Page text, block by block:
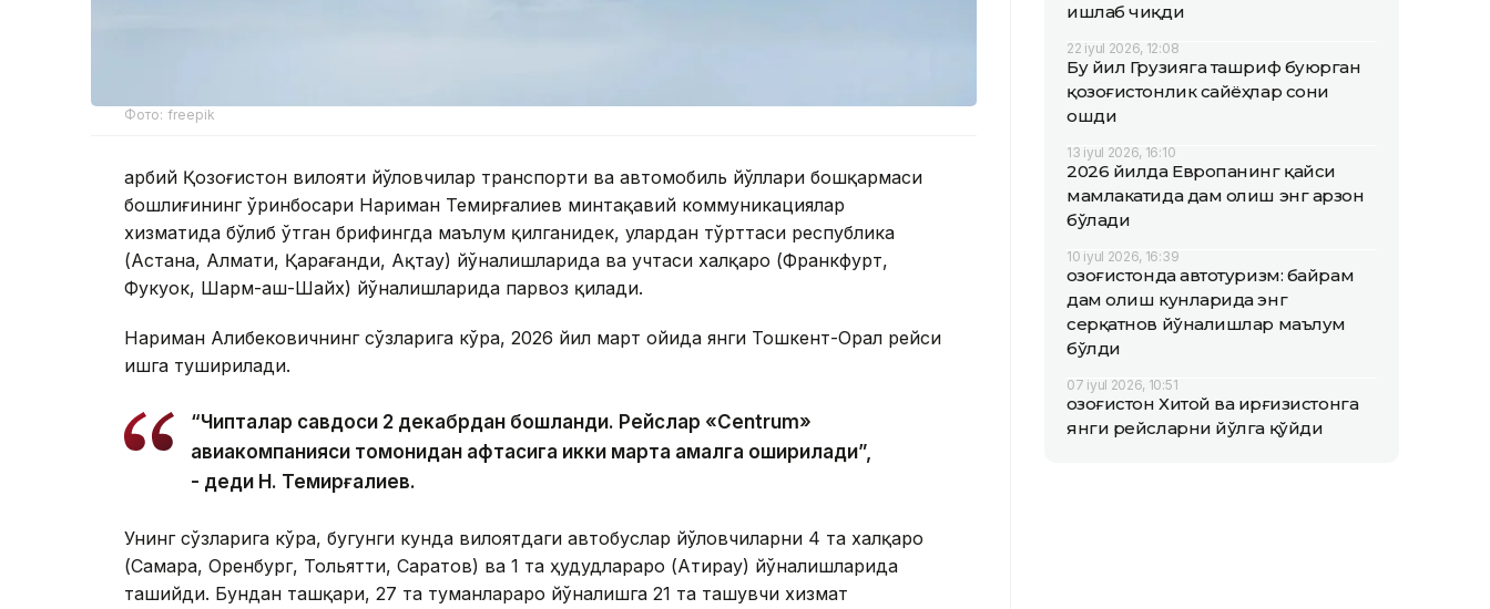
Фото: freepik
Ғарбий Қозоғистон вилояти йўловчилар транспорти ва автомобиль йўллари бошқармаси
бошлиғининг ўринбосари Нариман Темирғалиев минтақавий коммуникациялар
хизматида бўлиб ўтган брифингда маълум қилганидек, улардан тўрттаси республика
(Астана, Алмати, Қарағанди, Ақтау) йўналишларида ва учтаси халқаро (Франкфурт,
Фукуок, Шарм-аш-Шайх) йўналишларида парвоз қилади.
Нариман Алибековичнинг сўзларига кўра, 2026 йил март ойида янги Тошкент-Орал рейси
ишга туширилади.
“Чипталар савдоси 2 декабрдан бошланди. Рейслар «Centrum»
авиакомпанияси томонидан ҳафтасига икки марта амалга оширилади”,
- деди Н. Темирғалиев.
Унинг сўзларига кўра, бугунги кунда вилоятдаги автобуслар йўловчиларни 4 та халқаро
(Самара, Оренбург, Тольятти, Саратов) ва 1 та ҳудудлараро (Атирау) йўналишларида
ташийди. Бундан ташқари, 27 та туманлараро йўналишга 21 та ташувчи хизмат
ишлаб чиқди
22 iyul 2026, 12:08
Бу йил Грузияга ташриф буюрган
қозоғистонлик сайёҳлар сони
ошди
13 iyul 2026, 16:10
2026 йилда Европанинг қайси
мамлакатида дам олиш энг арзон
бўлади
10 iyul 2026, 16:39
Қозоғистонда автотуризм: байрам
дам олиш кунларида энг
серқатнов йўналишлар маълум
бўлди
07 iyul 2026, 10:51
Қозоғистон Хитой ва Қирғизистонга
янги рейсларни йўлга қўйди